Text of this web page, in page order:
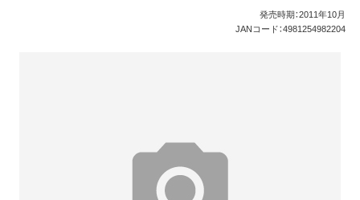
発売時期：2011年10月
JANコード：4981254982204